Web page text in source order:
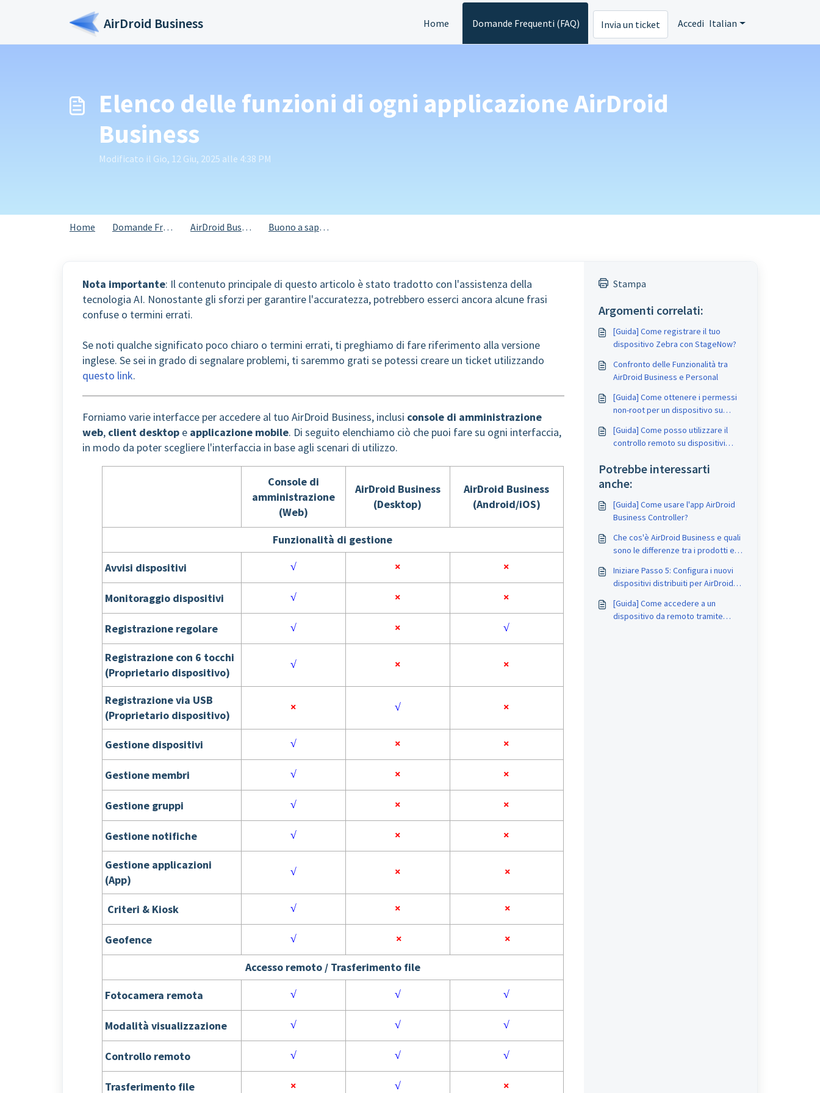
AirDroid Business Home Domande Frequenti (FAQ) Invia un ticket Accedi Italian
Elenco delle funzioni di ogni applicazione AirDroid
Business
Modificato il Gio, 12 Giu, 2025 alle 4:38 PM
Home Domande Frequenti (FAQ) AirDroid Business Buono a sapersi
Nota importante: Il contenuto principale di questo articolo è stato tradotto con l'assistenza della
tecnologia AI. Nonostante gli sforzi per garantire l'accuratezza, potrebbero esserci ancora alcune frasi
confuse o termini errati.
Se noti qualche significato poco chiaro o termini errati, ti preghiamo di fare riferimento alla versione
inglese. Se sei in grado di segnalare problemi, ti saremmo grati se potessi creare un ticket utilizzando
questo link.
Forniamo varie interfacce per accedere al tuo AirDroid Business, inclusi console di amministrazione
web, client desktop e applicazione mobile. Di seguito elenchiamo ciò che puoi fare su ogni interfaccia,
in modo da poter scegliere l'interfaccia in base agli scenari di utilizzo.
Console di
amministrazione
(Web)
AirDroid Business
(Desktop)
AirDroid Business
(Android/iOS)
Funzionalità di gestione
Avvisi dispositivi
√ × ×
Monitoraggio dispositivi √ × ×
Registrazione regolare √ × √
Registrazione con 6 tocchi
(Proprietario dispositivo)
√ × ×
Registrazione via USB
(Proprietario dispositivo)
× √ ×
Gestione dispositivi √ × ×
Gestione membri √ × ×
Gestione gruppi √ × ×
Gestione notifiche √ × ×
Gestione applicazioni
(App)
√ × ×
Criteri & Kiosk √ × ×
Geofence √ × ×
Accesso remoto / Trasferimento file
Fotocamera remota
√ √ √
Modalità visualizzazione √ √ √
Controllo remoto √ √ √
Trasferimento file × √ ×
Stampa
Argomenti correlati:
[Guida] Come registrare il tuo
dispositivo Zebra con StageNow?
Confronto delle Funzionalità tra
AirDroid Business e Personal
[Guida] Come ottenere i permessi
non-root per un dispositivo su
[Guida] Come posso utilizzare il
controllo remoto su dispositivi
Potrebbe interessarti
anche:
[Guida] Come usare l'app AirDroid
Business Controller?
Che cos'è AirDroid Business e quali
sono le differenze tra i prodotti e
Iniziare Passo 5: Configura i nuovi
dispositivi distribuiti per AirDroid
[Guida] Come accedere a un
dispositivo da remoto tramite